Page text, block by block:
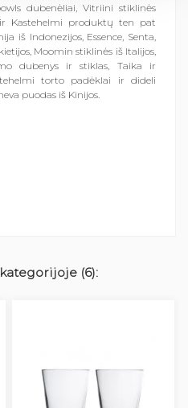
dubenėliai, Vitriini stiklinės
Kastehelmi produktų ten pat
iš Indonezijos, Essence, Senta,
Moomin stiklinės iš Italijos,
dubenys ir stiklas, Taika ir
torto padėklai ir dideli
puodas iš Kinijos.
(6):